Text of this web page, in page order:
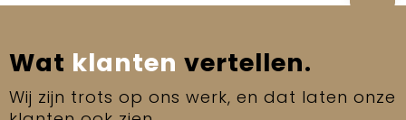
Wat klanten vertellen.
Wij zijn trots op ons werk, en dat laten onze